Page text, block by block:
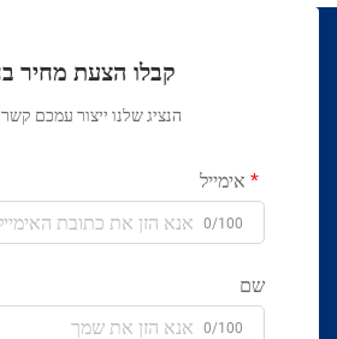
קבלו הצעת מחיר
הנציג שלנו ייצור עמכם
אימייל
0/100
שם
0/100